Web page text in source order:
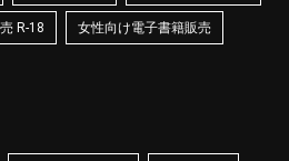
R-18 女性向け電子書籍販売